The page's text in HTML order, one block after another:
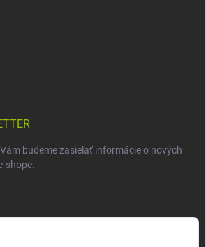
budeme zasielať informácie o nových
shope.